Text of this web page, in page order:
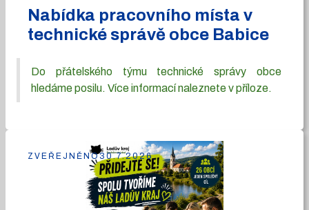
Nabídka pracovního místa v
technické správě obce Babice
Do přátelského týmu technické správy obce
hledáme posilu. Více informací naleznete v příloze.
ZVEŘEJNĚNO30.7.2026